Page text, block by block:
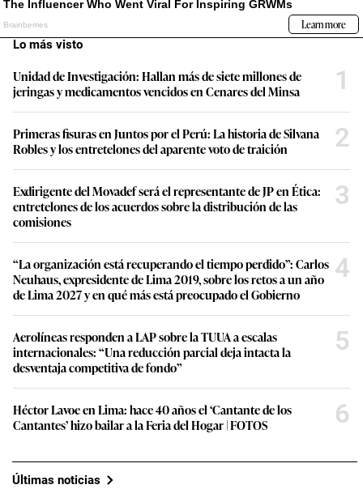
Lo más visto
Unidad de Investigación: Hallan más de siete millones de
jeringas y medicamentos vencidos en Cenares del Minsa
1
Primeras fisuras en Juntos por el Perú: La historia de Silvana
Robles y los entretelones del aparente voto de traición
2
Exdirigente del Movadef será el representante de JP en Ética:
entretelones de los acuerdos sobre la distribución de las
comisiones
3
“La organización está recuperando el tiempo perdido”: Carlos
Neuhaus, expresidente de Lima 2019, sobre los retos a un año
de Lima 2027 y en qué más está preocupado el Gobierno
4
Aerolíneas responden a LAP sobre la TUUA a escalas
internacionales: “Una reducción parcial deja intacta la
desventaja competitiva de fondo”
5
Héctor Lavoe en Lima: hace 40 años el ‘Cantante de los
Cantantes’ hizo bailar a la Feria del Hogar | FOTOS
6
Últimas noticias